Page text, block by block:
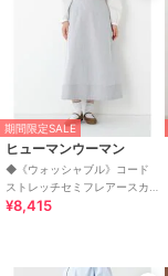
期間限定SALE
ヒューマンウーマン
◆《ウォッシャブル》コード
ストレッチセミフレアースカ
ート
¥8,415